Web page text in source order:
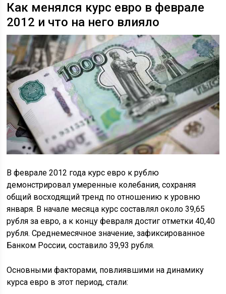
Как менялся курс евро в феврале
2012 и что на него влияло
В феврале 2012 года курс евро к рублю
демонстрировал умеренные колебания, сохраняя
общий восходящий тренд по отношению к уровню
января. В начале месяца курс составлял около 39,65
рубля за евро, а к концу февраля достиг отметки 40,40
рубля. Среднемесячное значение, зафиксированное
Банком России, составило 39,93 рубля.
Основными факторами, повлиявшими на динамику
курса евро в этот период, стали: